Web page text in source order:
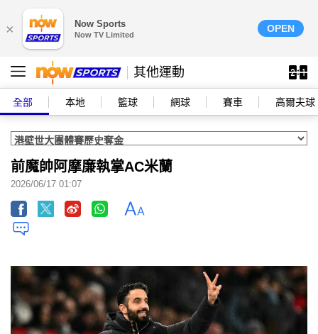
× Now Sports
Now TV Limited
OPEN
其他運動
全部 本地 籃球 網球 賽車 高爾夫球
前魔帥阿摩廉執掌AC米蘭
2026/06/17 01:07